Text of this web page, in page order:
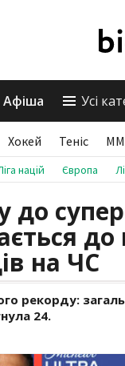
Афіша Усі
Хокей Теніс
націй Європа
до
до
на ЧС
рекорду:
24.